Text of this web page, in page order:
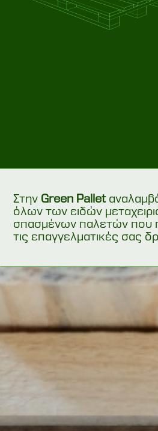
Στην Green Pallet
όλων των ειδών
σπασμένων παλετών που
τις επαγγελματικές σας